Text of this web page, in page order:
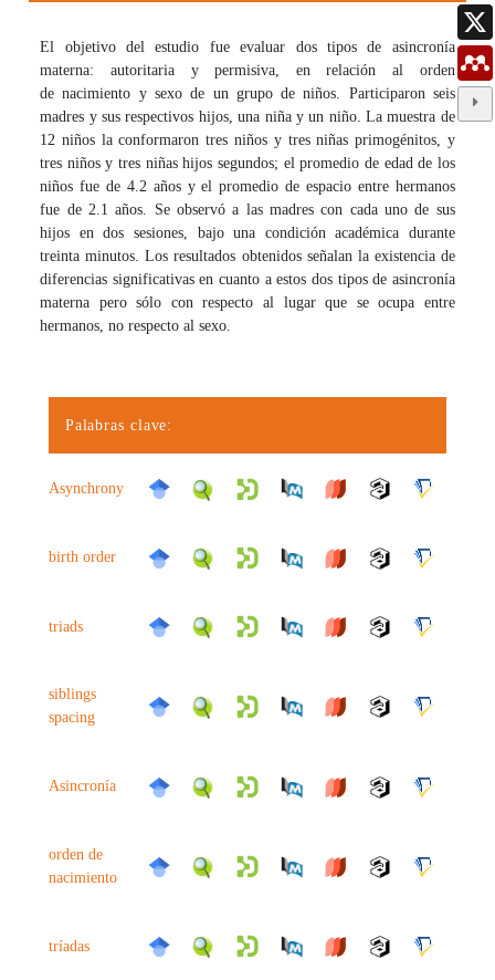
El objetivo del estudio fue evaluar dos tipos de asincronía
materna: autoritaria y permisiva, en relación al orden
de nacimiento y sexo de un grupo de niños. Participaron seis
madres y sus respectivos hijos, una niña y un niño. La muestra de
12 niños la conformaron tres niños y tres niñas primogénitos, y
tres niños y tres niñas hijos segundos; el promedio de edad de los
niños fue de 4.2 años y el promedio de espacio entre hermanos
fue de 2.1 años. Se observó a las madres con cada uno de sus
hijos en dos sesiones, bajo una condición académica durante
treinta minutos. Los resultados obtenidos señalan la existencia de
diferencias significativas en cuanto a estos dos tipos de asincronía
materna pero sólo con respecto al lugar que se ocupa entre
hermanos, no respecto al sexo.
Palabras clave:
Asynchrony
birth order
triads
siblings
spacing
Asincronía
orden de
nacimiento
tríadas